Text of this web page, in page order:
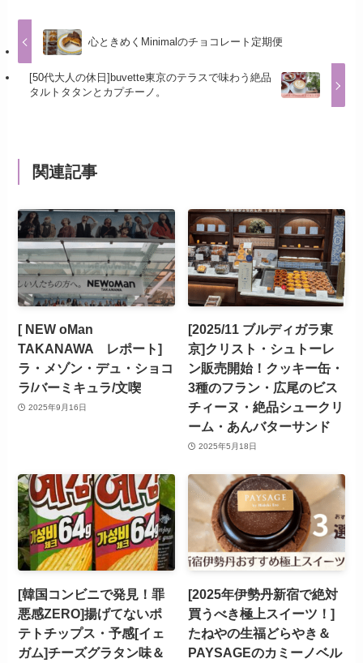
心ときめくMinimalのチョコレート定期便
[50代大人の休日]buvette東京のテラスで味わう絶品
タルトタタンとカプチーノ。
関連記事
[ NEW oMan
TAKANAWA レポート]
ラ・メゾン・デュ・ショコ
ラ/バーミキュラ/文喫
2025年9月16日
[2025/11 ブルディガラ東
京]クリスト・シュトーレ
ン販売開始！クッキー缶・
3種のフラン・広尾のビス
チィーヌ・絶品シュークリ
ーム・あんバターサンド
2025年5月18日
[韓国コンビニで発見！罪
悪感ZERO]揚げてないポ
テトチップス・予感[イェ
ガム]チーズグラタン味＆
[2025年伊勢丹新宿で絶対
買うべき極上スイーツ！]
たねやの生福どらやき＆
PAYSAGEのカミーノベル